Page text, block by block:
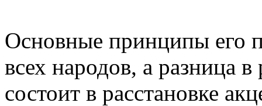
Основные принципы его
всех народов, а разница
состоит в расстановке